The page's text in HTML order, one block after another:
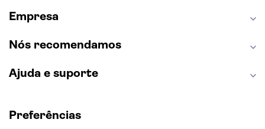
Empresa
Nós recomendamos
Ajuda e suporte
Preferências